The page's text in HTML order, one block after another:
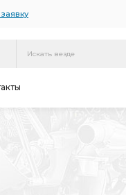
Искать везде